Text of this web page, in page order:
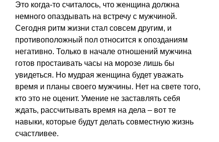
Это когда-то считалось, что женщина должна
немного опаздывать на встречу с мужчиной.
Сегодня ритм жизни стал совсем другим, и
противоположный пол относится к опозданиям
негативно. Только в начале отношений мужчина
готов простаивать часы на морозе лишь бы
увидеться. Но мудрая женщина будет уважать
время и планы своего мужчины. Нет на свете того,
кто это не оценит. Умение не заставлять себя
ждать, рассчитывать время на дела – вот те
навыки, которые будут делать совместную жизнь
счастливее.